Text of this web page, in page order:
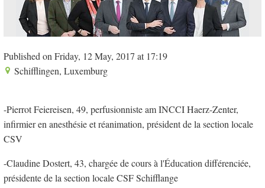
Published on Friday, 12 May, 2017 at 17:19
Schifflingen, Luxemburg
-Pierrot Feiereisen, 49, perfusionniste am INCCI Haerz-Zenter,
infirmier en anesthésie et réanimation, président de la section locale
CSV
-Claudine Dostert, 43, chargée de cours à l'Éducation différenciée,
présidente de la section locale CSF Schifflange